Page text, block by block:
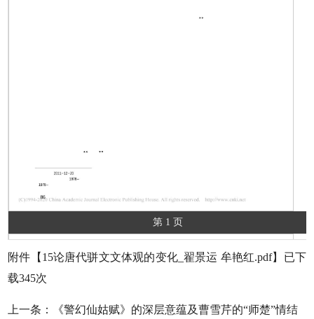
第 1 页
附件【 15论唐代骈文文体观的变化_翟景运 牟艳红.pdf】已下
载345次
上一条： 《警幻仙姑赋》的深层意蕴及曹雪芹的“师楚”情结